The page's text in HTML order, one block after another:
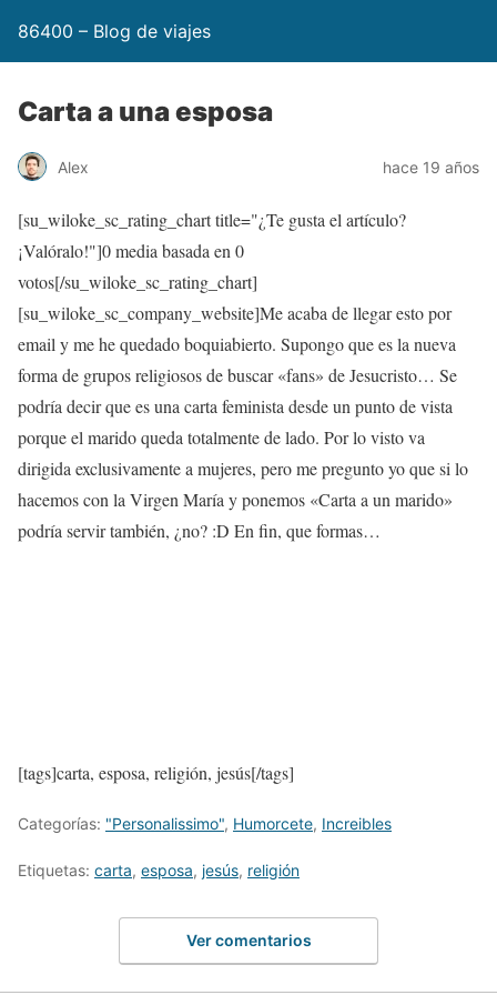
86400 – Blog de viajes
Carta a una esposa
Alex hace 19 años
[su_wiloke_sc_rating_chart title="¿Te gusta el artículo?
¡Valóralo!"]0media basada en 0
votos[/su_wiloke_sc_rating_chart]
[su_wiloke_sc_company_website]Me acaba de llegar esto por
email y me he quedado boquiabierto. Supongo que es la nueva
forma de grupos religiosos de buscar «fans» de Jesucristo… Se
podría decir que es una carta feminista desde un punto de vista
porque el marido queda totalmente de lado. Por lo visto va
dirigida exclusivamente a mujeres, pero me pregunto yo que si lo
hacemos con la Virgen María y ponemos «Carta a un marido»
podría servir también, ¿no? :D En fin, que formas…
[tags]carta, esposa, religión, jesús[/tags]
Categorías: "Personalissimo", Humorcete, Increibles
Etiquetas: carta, esposa, jesús, religión
Ver comentarios